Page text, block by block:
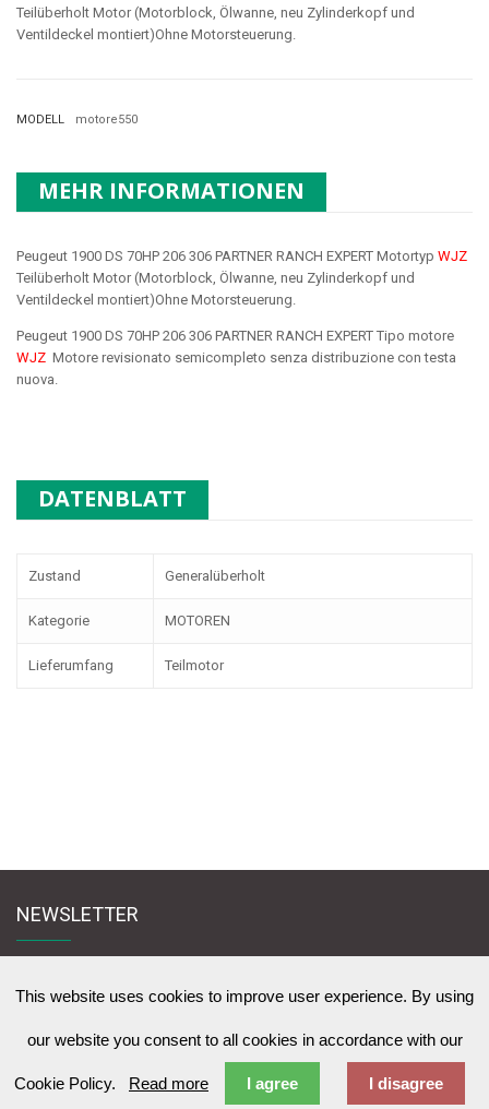
Teilüberholt Motor (Motorblock, Ölwanne, neu Zylinderkopf und
Ventildeckel montiert)Ohne Motorsteuerung.
MODELL motore550
MEHR INFORMATIONEN
Peugeut 1900 DS 70HP 206 306 PARTNER RANCH EXPERT Motortyp WJZ
Teilüberholt Motor (Motorblock, Ölwanne, neu Zylinderkopf und
Ventildeckel montiert)Ohne Motorsteuerung.
Peugeut 1900 DS 70HP 206 306 PARTNER RANCH EXPERT Tipo motore
WJZ Motore revisionato semicompleto senza distribuzione con testa
nuova.
DATENBLATT
Zustand Generalüberholt
Kategorie MOTOREN
Lieferumfang Teilmotor
NEWSLETTER
This website uses cookies to improve user experience. By using
our website you consent to all cookies in accordance with our
Cookie Policy. Read more I agree I disagree